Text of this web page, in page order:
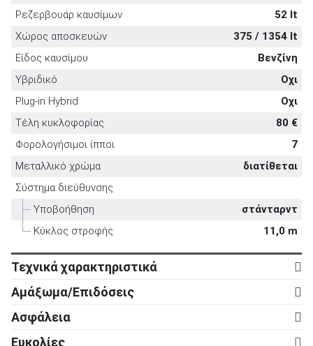
Καινούρια
Μεταχειρισμένα
ΑΝΑΖΗΤΗΣΗ
Επιχειρήσεις
Ρεζερβουάρ καυσίμων
52 lt
Χώρος αποσκευών
375 / 1354 lt
Είδος καυσίμου
Βενζίνη
Υβριδικό
Οχι
Plug-in Hybrid
Οχι
Τέλη κυκλοφορίας
80 €
Φορολογήσιμοι ίπποι
7
Μεταλλικό χρώμα
διατίθεται
Σύστημα διεύθυνσης
Υποβοήθηση
στάνταρντ
Κύκλος στροφής
11,0 m
Τεχνικά χαρακτηριστικά
Κινητήρας
Κύλινδροι
3
Βαλβίδες
12
Κυβισμός
999 cc
Αμάξωμα/Επιδόσεις
Αμάξωμα
Τύπος
5d
Ασφάλεια
Ενεργητική ασφάλεια
Ευκολίες